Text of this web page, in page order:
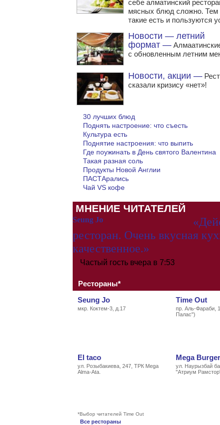
себе алматинский
мясных блюд сложно. Тем
такие есть и пользуются
Новости — летний
формат —
с обновленным летним
Новости, акции —
сказали кризису «нет»!
30 лучших блюд
Поднять настроение: что съесть
Культура есть
Поднятие настроения: что выпить
Где поужинать в День святого Валентина
Такая разная соль
Продукты Новой Англии
ПАСТАрались
Чай VS кофе
МНЕНИЕ ЧИТАТЕЛЕЙ
Seung Jo
ресторан. Очень вкусная
качественное.»
Частый гость вчера в 7:53
Рестораны*
Seung Jo
мкр. Коктем-3, д.17
Time Out
пр. Аль-Фараби,
Палас")
El taco
ул. Розыбакиева, 247, ТРК Mega
Alma-Ata.
Mega Burger
ул. Наурызбай
"Атриум
*Выбор читателей Time Out
Все рестораны